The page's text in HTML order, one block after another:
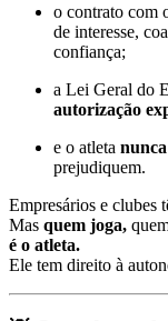
o contrato com
de interesse,
confiança;
a Lei Geral do
autorização
e o atleta nunca
prejudiquem.
Empresários e clubes
Mas quem joga,
é o atleta.
Ele tem direito à